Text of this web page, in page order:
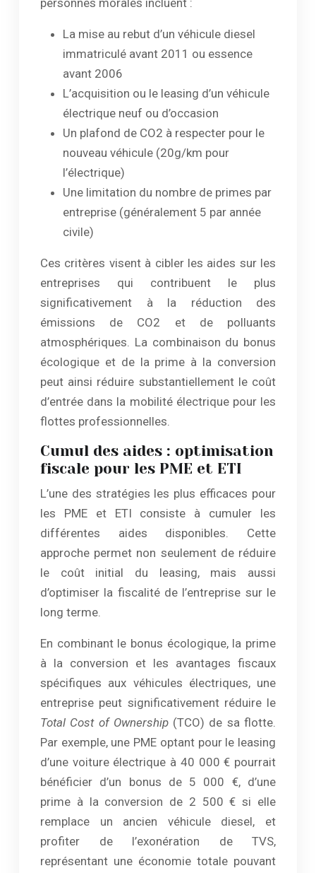
personnes morales incluent :
La mise au rebut d’un véhicule diesel
immatriculé avant 2011 ou essence
avant 2006
L’acquisition ou le leasing d’un véhicule
électrique neuf ou d’occasion
Un plafond de CO2 à respecter pour le
nouveau véhicule (20g/km pour
l’électrique)
Une limitation du nombre de primes par
entreprise (généralement 5 par année
civile)
Ces critères visent à cibler les aides sur les
entreprises qui contribuent le plus
significativement à la réduction des
émissions de CO2 et de polluants
atmosphériques. La combinaison du bonus
écologique et de la prime à la conversion
peut ainsi réduire substantiellement le coût
d’entrée dans la mobilité électrique pour les
flottes professionnelles.
Cumul des aides : optimisation
fiscale pour les PME et ETI
L’une des stratégies les plus efficaces pour
les PME et ETI consiste à cumuler les
différentes aides disponibles. Cette
approche permet non seulement de réduire
le coût initial du leasing, mais aussi
d’optimiser la fiscalité de l’entreprise sur le
long terme.
En combinant le bonus écologique, la prime
à la conversion et les avantages fiscaux
spécifiques aux véhicules électriques, une
entreprise peut significativement réduire le
Total Cost of Ownership (TCO) de sa flotte.
Par exemple, une PME optant pour le leasing
d’une voiture électrique à 40 000 € pourrait
bénéficier d’un bonus de 5 000 €, d’une
prime à la conversion de 2 500 € si elle
remplace un ancien véhicule diesel, et
profiter de l’exonération de TVS,
représentant une économie totale pouvant